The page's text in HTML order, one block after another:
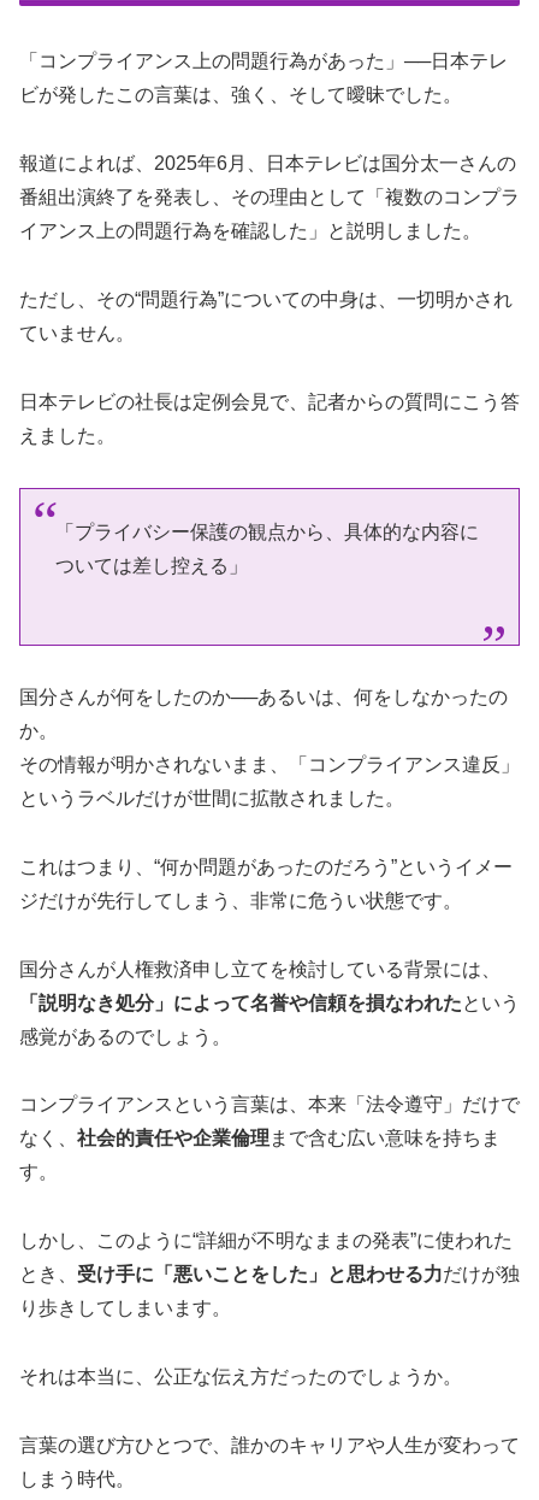
「コンプライアンス上の問題行為があった」──日本テレ
ビが発したこの言葉は、強く、そして曖昧でした。
報道によれば、2025年6月、日本テレビは国分太一さんの
番組出演終了を発表し、その理由として「複数のコンプラ
イアンス上の問題行為を確認した」と説明しました。
ただし、その“問題行為”についての中身は、一切明かされ
ていません。
日本テレビの社長は定例会見で、記者からの質問にこう答
えました。
「プライバシー保護の観点から、具体的な内容に
ついては差し控える」
国分さんが何をしたのか──あるいは、何をしなかったの
か。
その情報が明かされないまま、「コンプライアンス違反」
というラベルだけが世間に拡散されました。
これはつまり、“何か問題があったのだろう”というイメー
ジだけが先行してしまう、非常に危うい状態です。
国分さんが人権救済申し立てを検討している背景には、
「説明なき処分」によって名誉や信頼を損なわれたという
感覚があるのでしょう。
コンプライアンスという言葉は、本来「法令遵守」だけで
なく、 社会的責任や企業倫理 まで含む広い意味を持ちま
す。
しかし、このように“詳細が不明なままの発表”に使われた
とき、 受け手に「悪いことをした」と思わせる力だけが独
り歩きしてしまいます。
それは本当に、公正な伝え方だったのでしょうか。
言葉の選び方ひとつで、誰かのキャリアや人生が変わって
しまう時代。